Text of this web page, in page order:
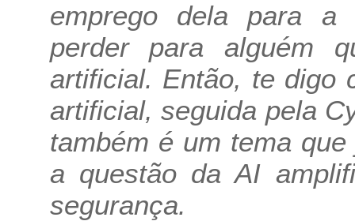
emprego dela para a
perder para alguém
artificial. Então, te digo
artificial, seguida pela
também é um tema
a questão da AI
segurança.